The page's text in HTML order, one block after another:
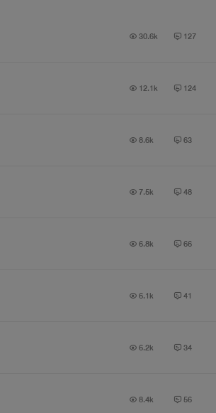
30.6k 127
12.1k 124
8.6k 63
7.5k 48
6.8k 66
6.1k 41
6.2k 34
8.4k 56